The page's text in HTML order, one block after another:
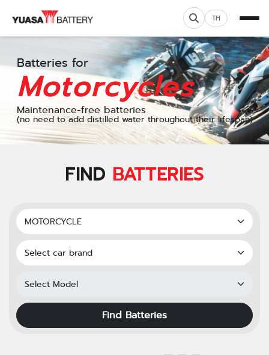
TH
Batteries for
Motorcycles
Maintenance-free batteries
(no need to add distilled water throughout their lifespan)
FIND BATTERIES
Find Batteries